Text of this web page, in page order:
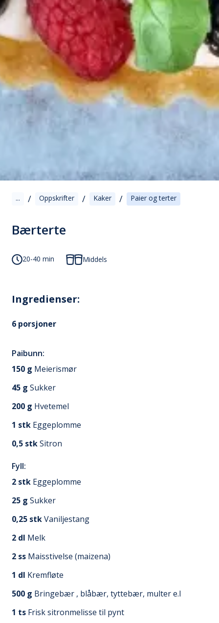
... / Oppskrifter / Kaker / Paier og terter
Bærterte
20-40 min Middels
Ingredienser:
6 porsjoner
Paibunn:
150 g Meierismør
45 g Sukker
200 g Hvetemel
1 stk Eggeplomme
0,5 stkSitron
Fyll:
2 stk Eggeplomme
25 g Sukker
0,25 stkVaniljestang
2 dl Melk
2 ss Maisstivelse (maizena)
1 dl Kremfløte
500 g Bringebær , blåbær, tyttebær, multer e.l
1 ts Frisk sitronmelisse til pynt